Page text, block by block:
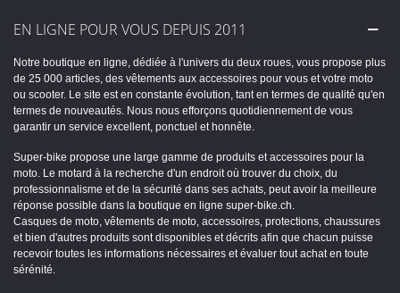
EN LIGNE POUR VOUS DEPUIS 2011
Notre boutique en ligne, dédiée à l'univers du deux roues, vous propose plus
de 25 000 articles, des vêtements aux accessoires pour vous et votre moto
ou scooter. Le site est en constante évolution, tant en termes de qualité qu'en
termes de nouveautés. Nous nous efforçons quotidiennement de vous
garantir un service excellent, ponctuel et honnête.
Super-bike propose une large gamme de produits et accessoires pour la
moto. Le motard à la recherche d'un endroit où trouver du choix, du
professionnalisme et de la sécurité dans ses achats, peut avoir la meilleure
réponse possible dans la boutique en ligne super-bike.ch.
Casques de moto, vêtements de moto, accessoires, protections, chaussures
et bien d'autres produits sont disponibles et décrits afin que chacun puisse
recevoir toutes les informations nécessaires et évaluer tout achat en toute
sérénité.